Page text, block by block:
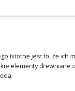
istotne jest to, że ich
elementy drewniane